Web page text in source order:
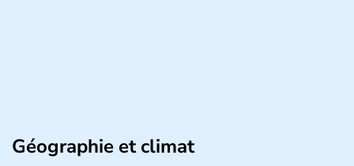
Géographie et climat